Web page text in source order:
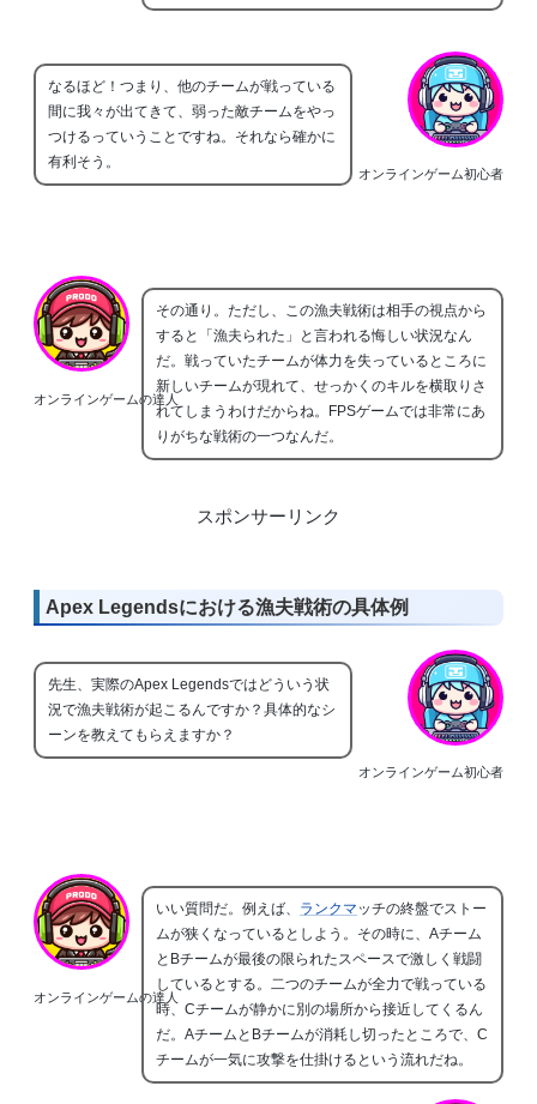
オンラインゲーム初心者
なるほど！つまり、他のチームが戦っている
間に我々が出てきて、弱った敵チームをやっ
つけるっていうことですね。それなら確かに
有利そう。
オンラインゲームの達人
その通り。ただし、この漁夫戦術は相手の視点から
すると「漁夫られた」と言われる悔しい状況なん
だ。戦っていたチームが体力を失っているところに
新しいチームが現れて、せっかくのキルを横取りさ
れてしまうわけだからね。FPSゲームでは非常にあ
りがちな戦術の一つなんだ。
スポンサーリンク
Apex Legendsにおける漁夫戦術の具体例
オンラインゲーム初心者
先生、実際のApex Legendsではどういう状
況で漁夫戦術が起こるんですか？具体的なシ
ーンを教えてもらえますか？
オンラインゲームの達人
いい質問だ。例えば、 ランクマ ッチの終盤でストー
ムが狭くなっているとしよう。その時に、Aチーム
とBチームが最後の限られたスペースで激しく戦闘
しているとする。二つのチームが全力で戦っている
時、Cチームが静かに別の場所から接近してくるん
だ。AチームとBチームが消耗し切ったところで、C
チームが一気に攻撃を仕掛けるという流れだね。